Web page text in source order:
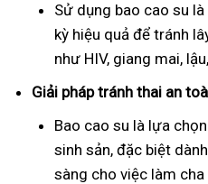
Sử dụng bao cao su
kỳ hiệu quả để tránh
như HIV, giang mai,
Giải pháp tránh thai an
Bao cao su là lựa
sinh sản, đặc biệt
sàng cho việc làm cha